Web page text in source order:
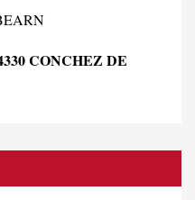
CONCHEZ DE